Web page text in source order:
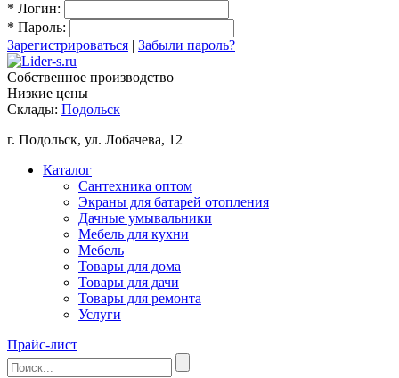
* Логин:
* Пароль:
Зарегистрироваться | Забыли пароль?
Собственное производство
Низкие цены
Склады: Подольск
г. Подольск, ул. Лобачева, 12
Каталог
Сантехника оптом
Экраны для батарей отопления
Дачные умывальники
Мебель для кухни
Мебель
Товары для дома
Товары для дачи
Товары для ремонта
Услуги
Прайс-лист